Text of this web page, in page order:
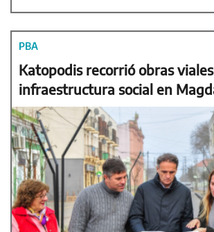
PBA
Katopodis recorrió obras
infraestructura social en